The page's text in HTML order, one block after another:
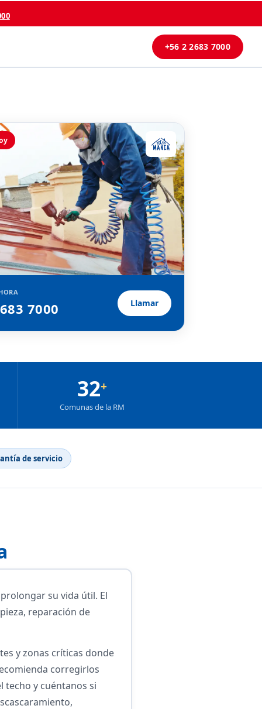
+56 2 2683 7000
7000 Llamar
32+
Comunas de la RM
de servicio
su vida útil. El
reparación de
y zonas críticas donde
corregirlos
techo y cuéntanos si